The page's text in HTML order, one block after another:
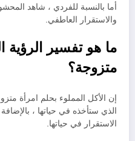
أما بالنسبة للفردي ، شاهد
والاستقرار العاطفي.
ما هو تفسير الرؤية
متزوجة؟
إن الأكل المملوء بحلم امرأة
الذي ستأخذه في حياتها ،
الاستقرار في حياتها.